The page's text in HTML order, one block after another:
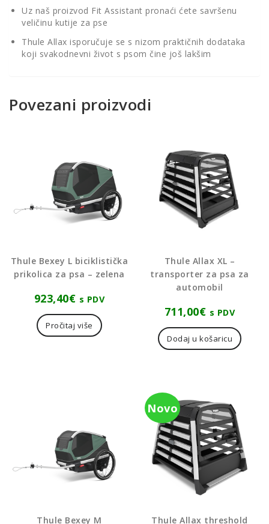
Uz naš proizvod Fit Assistant pronaći ćete savršenu
veličinu kutije za pse
Thule Allax isporučuje se s nizom praktičnih dodataka
koji svakodnevni život s psom čine još lakšim
Povezani proizvodi
Thule Bexey L biciklistička
prikolica za psa – zelena
923,40€ s PDV
Pročitaj više
Thule Allax XL –
transporter za psa za
automobil
711,00€ s PDV
Dodaj u košaricu
Thule Bexey M
Novo
Thule Allax threshold